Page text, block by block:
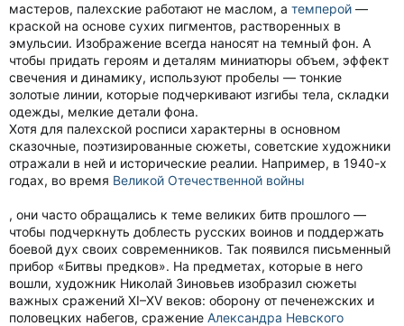
мастеров, палехские работают не маслом, а темперой —
краской на основе сухих пигментов, растворенных в
эмульсии. Изображение всегда наносят на темный фон. А
чтобы придать героям и деталям миниатюры объем, эффект
свечения и динамику, используют пробелы — тонкие
золотые линии, которые подчеркивают изгибы тела, складки
одежды, мелкие детали фона.
Хотя для палехской росписи характерны в основном
сказочные, поэтизированные сюжеты, советские художники
отражали в ней и исторические реалии. Например, в 1940-х
годах, во время Великой Отечественной войны
, они часто обращались к теме великих битв прошлого —
чтобы подчеркнуть доблесть русских воинов и поддержать
боевой дух своих современников. Так появился письменный
прибор «Битвы предков». На предметах, которые в него
вошли, художник Николай Зиновьев изобразил сюжеты
важных сражений ХI–ХV веков: оборону от печенежских и
половецких набегов, сражение Александра Невского